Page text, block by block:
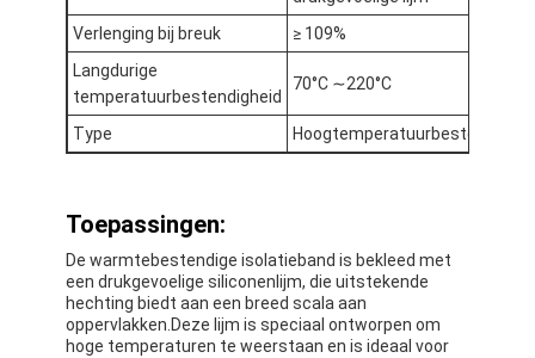
Fabrieksreis
Kwaliteitscontrole
Contacteer ons
Zelfklevende Isolatieband
De Isolatieband van de glasdoek
Hittebestendige Isolatieband
Verlenging bij breuk
≥ 109%
Langdurige
temperatuurbestendigheid
70°C ∼220°C
Type
Toepassingen:
De warmtebestendige isolatieband is bekleed met
een drukgevoelige siliconenlijm, die uitstekende
hechting biedt aan een breed scala aan
oppervlakken.Deze lijm is speciaal ontworpen om
hoge temperaturen te weerstaan en is ideaal voor